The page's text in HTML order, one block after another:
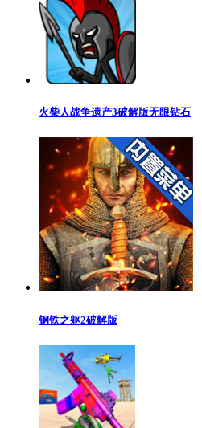
火柴人战争遗产3破解版无限钻石
钢铁之躯2破解版